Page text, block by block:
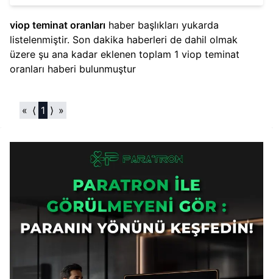
viop teminat oranları haber başlıkları yukarda
listelenmiştir. Son dakika haberleri de dahil olmak
üzere şu ana kadar eklenen toplam 1 viop teminat
oranları haberi bulunmuştur
« ⟨ 1 ⟩ »